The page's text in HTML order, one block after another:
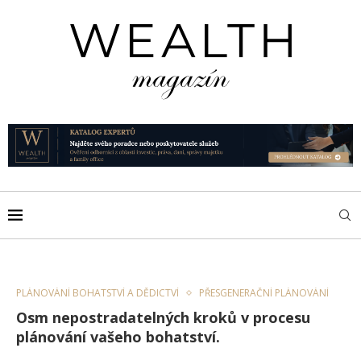
PLÁNOVÁNÍ BOHATSTVÍ A DĚDICTVÍ PŘESGENERAČNÍ PLÁNOVÁNÍ
Osm nepostradatelných kroků v procesu
plánování vašeho bohatství.